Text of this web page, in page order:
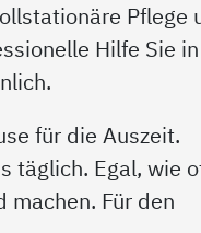
Pflege
Hilfe Sie in
für die Auszeit.
täglich. Egal, wie
Für den